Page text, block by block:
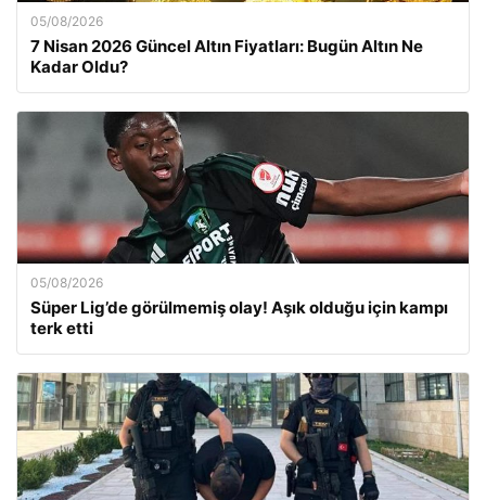
05/08/2026
7 Nisan 2026 Güncel Altın Fiyatları: Bugün Altın Ne
Kadar Oldu?
05/08/2026
Süper Lig’de görülmemiş olay! Aşık olduğu için kampı
terk etti